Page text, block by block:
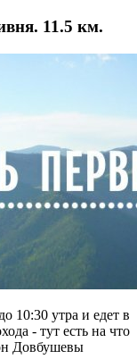
11.5 км.
до 10:30 утра и едет в
- тут есть на что
Довбушевы